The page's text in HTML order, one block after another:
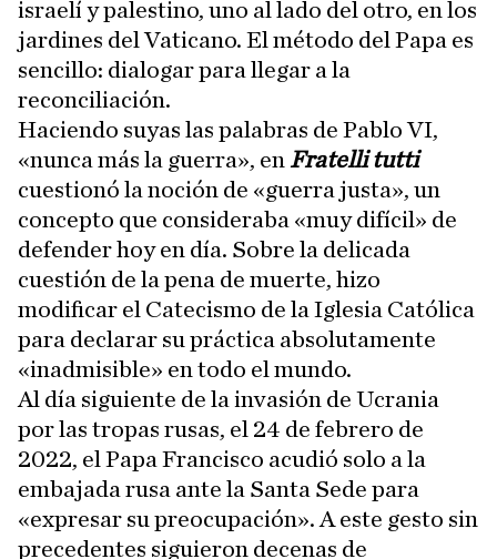
israelí y palestino, uno al lado del otro, en los
jardines del Vaticano. El método del Papa es
sencillo: dialogar para llegar a la
reconciliación.
Haciendo suyas las palabras de Pablo VI,
«nunca más la guerra», en Fratelli tutti
cuestionó la noción de «guerra justa», un
concepto que consideraba «muy difícil» de
defender hoy en día. Sobre la delicada
cuestión de la pena de muerte, hizo
modificar el Catecismo de la Iglesia Católica
para declarar su práctica absolutamente
«inadmisible» en todo el mundo.
Al día siguiente de la invasión de Ucrania
por las tropas rusas, el 24 de febrero de
2022, el Papa Francisco acudió solo a la
embajada rusa ante la Santa Sede para
«expresar su preocupación». A este gesto sin
precedentes siguieron decenas de